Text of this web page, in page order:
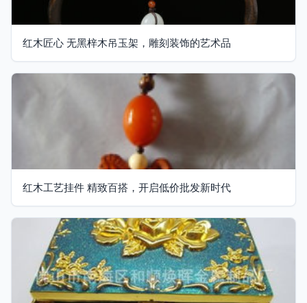
红木匠心 无黑梓木吊玉架，雕刻装饰的艺术品
红木工艺挂件 精致百搭，开启低价批发新时代